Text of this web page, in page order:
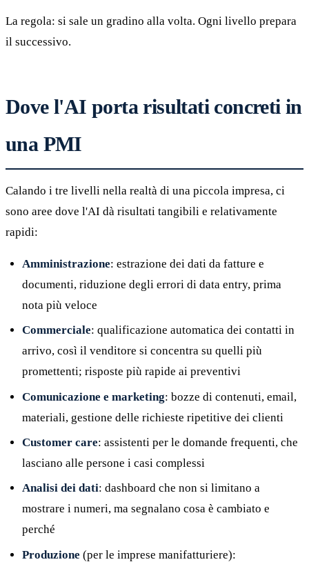
La regola: si sale un gradino alla volta. Ogni livello prepara
il successivo.
Dove l'AI porta risultati concreti in
una PMI
Calando i tre livelli nella realtà di una piccola impresa, ci
sono aree dove l'AI dà risultati tangibili e relativamente
rapidi:
Amministrazione: estrazione dei dati da fatture e
documenti, riduzione degli errori di data entry, prima
nota più veloce
Commerciale: qualificazione automatica dei contatti in
arrivo, così il venditore si concentra su quelli più
promettenti; risposte più rapide ai preventivi
Comunicazione e marketing: bozze di contenuti, email,
materiali, gestione delle richieste ripetitive dei clienti
Customer care: assistenti per le domande frequenti, che
lasciano alle persone i casi complessi
Analisi dei dati: dashboard che non si limitano a
mostrare i numeri, ma segnalano cosa è cambiato e
perché
Produzione (per le imprese manifatturiere):